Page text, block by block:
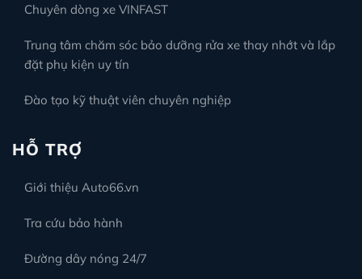
Chuyên dòng xe VINFAST
Trung tâm chăm sóc bảo dưỡng rửa xe thay nhớt và lắp
đặt phụ kiện uy tín
Đào tạo kỹ thuật viên chuyên nghiệp
HỖ TRỢ
Giới thiệu Auto66.vn
Tra cứu bảo hành
Đường dây nóng 24/7